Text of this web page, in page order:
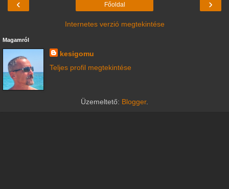
‹ ›
Főoldal
Internetes verzió megtekintése
Magamról
kesigomu
Teljes profil megtekintése
Üzemeltető: Blogger.